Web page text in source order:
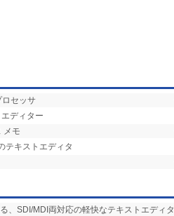
ロセッサ
ディター
メモ
テキストエディタ
、SDI/MDI両対応の軽快なテキストエディタ